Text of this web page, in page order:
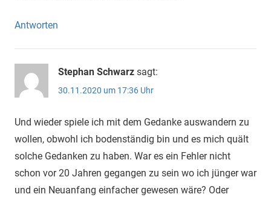
Antworten
Stephan Schwarz sagt:
30.11.2020 um 17:36 Uhr
Und wieder spiele ich mit dem Gedanke auswandern zu
wollen, obwohl ich bodenständig bin und es mich quält
solche Gedanken zu haben. War es ein Fehler nicht
schon vor 20 Jahren gegangen zu sein wo ich jünger war
und ein Neuanfang einfacher gewesen wäre? Oder